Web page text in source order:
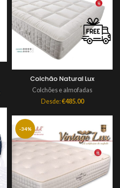
Colchão Natural Lux
Colchões e almofadas
Desde:€485.00
-34%